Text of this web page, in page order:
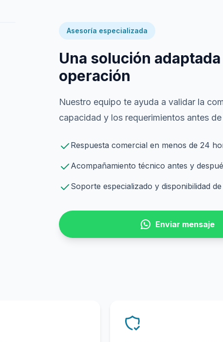
Asesoría especializada
Una solución adaptada
operación
Nuestro equipo te ayuda a validar la
capacidad y los requerimientos antes
Respuesta comercial en menos de 24
Acompañamiento técnico antes y
Soporte especializado y disponibilidad
Enviar mensaje